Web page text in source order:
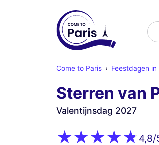
Come to Paris Feestdagen in
Sterren van
Valentijnsdag 2027
4,8/